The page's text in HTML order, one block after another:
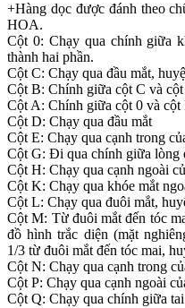
+Hàng dọc được đánh theo
HOA.
Cột 0: Chạy qua chính giữa
thành hai phần.
Cột C: Chạy qua đầu mắt,
Cột B: Chính giữa cột C và
Cột A: Chính giữa cột 0 và cột
Cột D: Chạy qua đầu mắt
Cột E: Chạy qua cạnh trong
Cột G: Đi qua chính giữa lòng
Cột H: Chạy qua cạnh ngoài
Cột K: Chạy qua khóe mắt
Cột L: Chạy qua đuôi mắt,
Cột M: Từ đuôi mắt đến tóc
đồ hình trắc diện (mặt
1/3 từ đuôi mắt đến tóc mai,
Cột N: Chạy qua cạnh trong
Cột P: Chạy qua cạnh ngoài
Cột Q: Chạy qua chính giữa tai